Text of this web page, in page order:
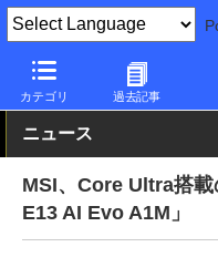
カテゴリ 過去記事
PC Watch パソコン/タブ
ニュース
MSI、Core Ultra搭
E13 AI Evo A1M」